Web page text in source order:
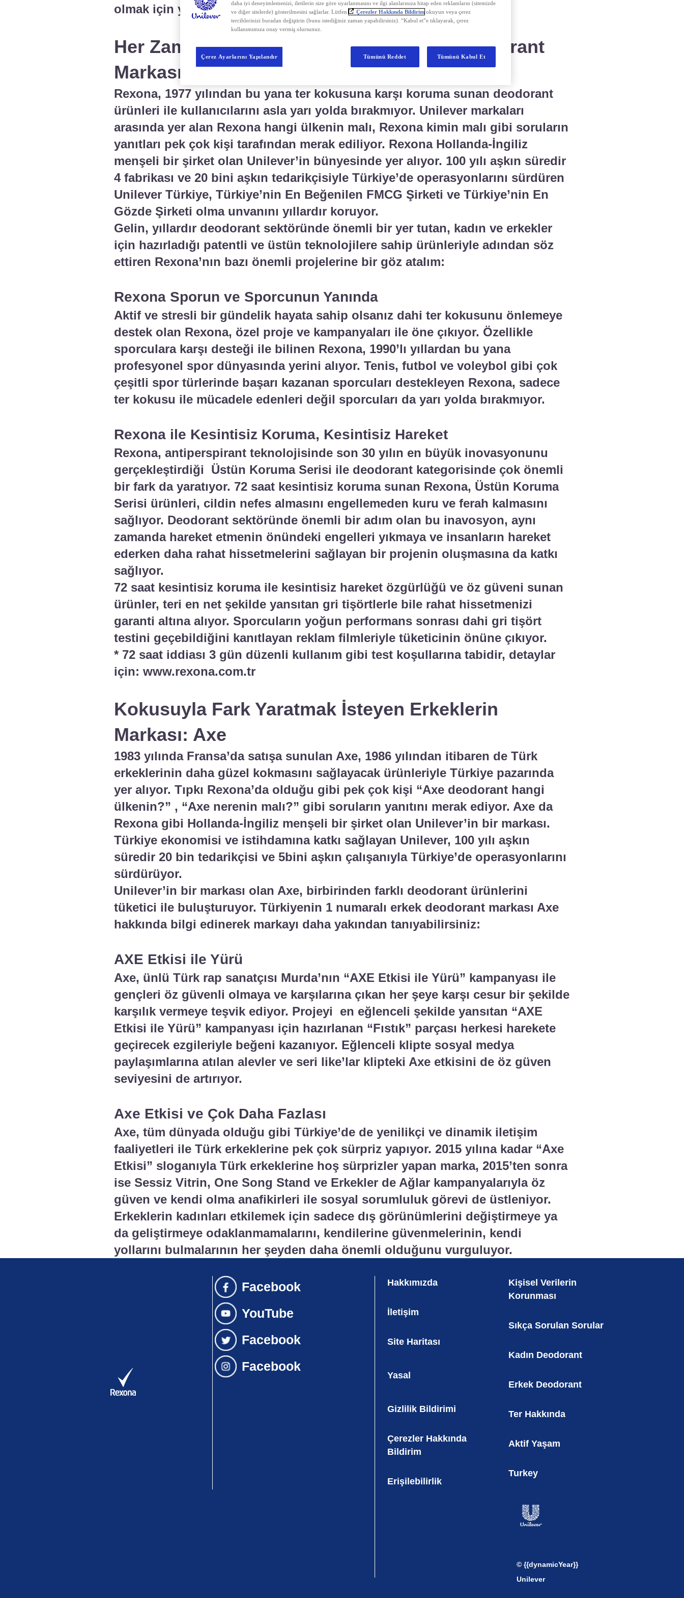
olmak için yazımızı okumaya devam edebilirsiniz.
Her Zaman Daha Fazlasını İsteyenlerin Deodorant
Markası: Rexona
Rexona, 1977 yılından bu yana ter kokusuna karşı koruma sunan deodorant
ürünleri ile kullanıcılarını asla yarı yolda bırakmıyor. Unilever markaları
arasında yer alan Rexona hangi ülkenin malı, Rexona kimin malı gibi soruların
yanıtları pek çok kişi tarafından merak ediliyor. Rexona Hollanda-İngiliz
menşeli bir şirket olan Unilever’in bünyesinde yer alıyor. 100 yılı aşkın süredir
4 fabrikası ve 20 bini aşkın tedarikçisiyle Türkiye’de operasyonlarını sürdüren
Unilever Türkiye, Türkiye’nin En Beğenilen FMCG Şirketi ve Türkiye’nin En
Gözde Şirketi olma unvanını yıllardır koruyor.
Gelin, yıllardır deodorant sektöründe önemli bir yer tutan, kadın ve erkekler
için hazırladığı patentli ve üstün teknolojilere sahip ürünleriyle adından söz
ettiren Rexona’nın bazı önemli projelerine bir göz atalım:
Rexona Sporun ve Sporcunun Yanında
Aktif ve stresli bir gündelik hayata sahip olsanız dahi ter kokusunu önlemeye
destek olan Rexona, özel proje ve kampanyaları ile öne çıkıyor. Özellikle
sporculara karşı desteği ile bilinen Rexona, 1990’lı yıllardan bu yana
profesyonel spor dünyasında yerini alıyor. Tenis, futbol ve voleybol gibi çok
çeşitli spor türlerinde başarı kazanan sporcuları destekleyen Rexona, sadece
ter kokusu ile mücadele edenleri değil sporcuları da yarı yolda bırakmıyor.
Rexona ile Kesintisiz Koruma, Kesintisiz Hareket
Rexona, antiperspirant teknolojisinde son 30 yılın en büyük inovasyonunu
gerçekleştirdiği Üstün Koruma Serisi ile deodorant kategorisinde çok önemli
bir fark da yaratıyor. 72 saat kesintisiz koruma sunan Rexona, Üstün Koruma
Serisi ürünleri, cildin nefes almasını engellemeden kuru ve ferah kalmasını
sağlıyor. Deodorant sektöründe önemli bir adım olan bu inavosyon, aynı
zamanda hareket etmenin önündeki engelleri yıkmaya ve insanların hareket
ederken daha rahat hissetmelerini sağlayan bir projenin oluşmasına da katkı
sağlıyor.
72 saat kesintisiz koruma ile kesintisiz hareket özgürlüğü ve öz güveni sunan
ürünler, teri en net şekilde yansıtan gri tişörtlerle bile rahat hissetmenizi
garanti altına alıyor. Sporcuların yoğun performans sonrası dahi gri tişört
testini geçebildiğini kanıtlayan reklam filmleriyle tüketicinin önüne çıkıyor.
* 72 saat iddiası 3 gün düzenli kullanım gibi test koşullarına tabidir, detaylar
için: www.rexona.com.tr
Kokusuyla Fark Yaratmak İsteyen Erkeklerin
Markası: Axe
1983 yılında Fransa’da satışa sunulan Axe, 1986 yılından itibaren de Türk
erkeklerinin daha güzel kokmasını sağlayacak ürünleriyle Türkiye pazarında
yer alıyor. Tıpkı Rexona’da olduğu gibi pek çok kişi “Axe deodorant hangi
ülkenin?” , “Axe nerenin malı?” gibi soruların yanıtını merak ediyor. Axe da
Rexona gibi Hollanda-İngiliz menşeli bir şirket olan Unilever’in bir markası.
Türkiye ekonomisi ve istihdamına katkı sağlayan Unilever, 100 yılı aşkın
süredir 20 bin tedarikçisi ve 5bini aşkın çalışanıyla Türkiye’de operasyonlarını
sürdürüyor.
Unilever’in bir markası olan Axe, birbirinden farklı deodorant ürünlerini
tüketici ile buluşturuyor. Türkiyenin 1 numaralı erkek deodorant markası Axe
hakkında bilgi edinerek markayı daha yakından tanıyabilirsiniz:
AXE Etkisi ile Yürü
Axe, ünlü Türk rap sanatçısı Murda’nın “AXE Etkisi ile Yürü” kampanyası ile
gençleri öz güvenli olmaya ve karşılarına çıkan her şeye karşı cesur bir şekilde
karşılık vermeye teşvik ediyor. Projeyi en eğlenceli şekilde yansıtan “AXE
Etkisi ile Yürü” kampanyası için hazırlanan “Fıstık” parçası herkesi harekete
geçirecek ezgileriyle beğeni kazanıyor. Eğlenceli klipte sosyal medya
paylaşımlarına atılan alevler ve seri like’lar klipteki Axe etkisini de öz güven
seviyesini de artırıyor.
Axe Etkisi ve Çok Daha Fazlası
Axe, tüm dünyada olduğu gibi Türkiye’de de yenilikçi ve dinamik iletişim
faaliyetleri ile Türk erkeklerine pek çok sürpriz yapıyor. 2015 yılına kadar “Axe
Etkisi” sloganıyla Türk erkeklerine hoş sürprizler yapan marka, 2015’ten sonra
ise Sessiz Vitrin, One Song Stand ve Erkekler de Ağlar kampanyalarıyla öz
güven ve kendi olma anafikirleri ile sosyal sorumluluk görevi de üstleniyor.
Erkeklerin kadınları etkilemek için sadece dış görünümlerini değiştirmeye ya
da geliştirmeye odaklanmamalarını, kendilerine güvenmelerinin, kendi
yollarını bulmalarının her şeyden daha önemli olduğunu vurguluyor.
Hakkımızda
İletişim
Site Haritası
Yasal
Gizlilik Bildirimi
Çerezler Hakkında
Bildirim
Erişilebilirlik
Kişisel Verilerin
Korunması
Sıkça Sorulan Sorular
Kadın Deodorant
Erkek Deodorant
Ter Hakkında
Aktif Yaşam
Turkey
© {{dynamicYear}}
Unilever
daha iyi deneyimlemenizi, iletilerin size göre uyarlanmasını ve ilgi alanlarınıza hitap eden reklamların (sitemizde
ve diğer sitelerde) gösterilmesini sağlarlar. Lütfen
Çerezler Hakkında Bildirim okuyun veya çerez
tercihlerinizi buradan değiştirin (bunu istediğiniz zaman yapabilirsiniz). “Kabul et”e tıklayarak, çerez
kullanımımıza onay vermiş olursunuz.
Çerez Ayarlarını Yapılandır Tümünü Reddet Tümünü Kabul Et